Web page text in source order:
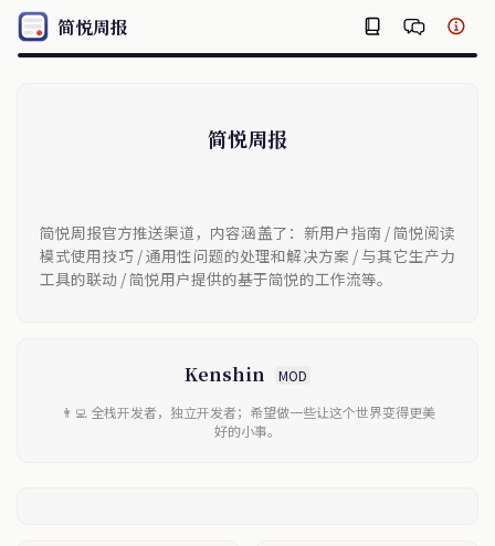
简悦周报
简悦周报
简悦周报官方推送渠道，内容涵盖了：新用户指南 / 简悦阅读
模式使用技巧 / 通用性问题的处理和解决方案 / 与其它生产力
工具的联动 / 简悦用户提供的基于简悦的工作流等。
Kenshin
MOD
👨‍💻 全栈开发者，独立开发者；希望做一些让这个世界变得更美
好的小事。